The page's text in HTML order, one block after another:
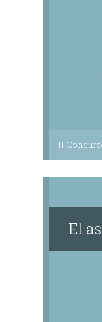
II
El